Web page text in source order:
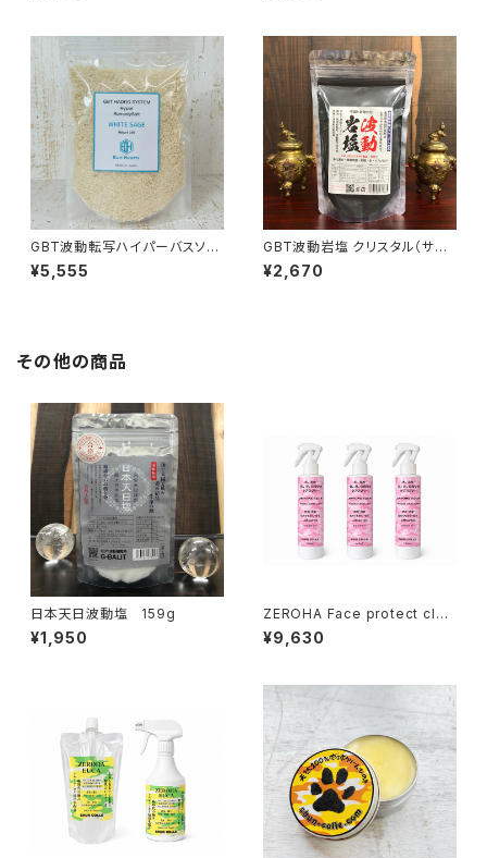
GBT波動転写ハイパーバスソル
¥5,555
GBT波動岩塩 クリスタル（サン
ド） 竹炭入り 300g最高級ヒマ
ラヤ岩塩 波動転写
¥2,670
その他の商品
日本天日波動塩 159g
¥1,950
ZEROHA Face protect clea
n care 犬猫用フェイスケアスプ
レー 約220ml×3本セット
¥9,630